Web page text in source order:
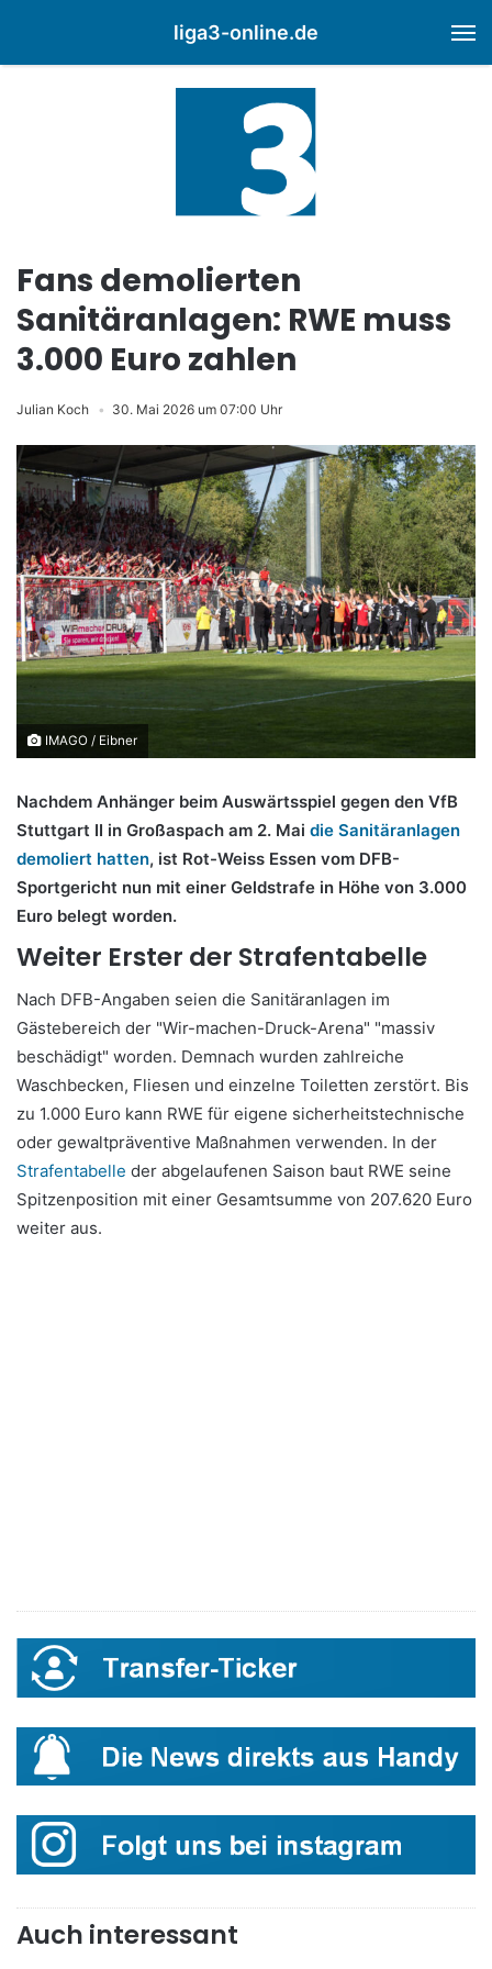
liga3-online.de
Fans demolierten
Sanitäranlagen: RWE muss
3.000 Euro zahlen
Julian Koch 30. Mai 2026 um 07:00 Uhr
IMAGO / Eibner
Nachdem Anhänger beim Auswärtsspiel gegen den VfB
Stuttgart II in Großaspach am 2. Mai die Sanitäranlagen
demoliert hatten, ist Rot-Weiss Essen vom DFB-
Sportgericht nun mit einer Geldstrafe in Höhe von 3.000
Euro belegt worden.
Weiter Erster der Strafentabelle
Nach DFB-Angaben seien die Sanitäranlagen im
Gästebereich der "Wir-machen-Druck-Arena" "massiv
beschädigt" worden. Demnach wurden zahlreiche
Waschbecken, Fliesen und einzelne Toiletten zerstört. Bis
zu 1.000 Euro kann RWE für eigene sicherheitstechnische
oder gewaltpräventive Maßnahmen verwenden. In der
Strafentabelle der abgelaufenen Saison baut RWE seine
Spitzenposition mit einer Gesamtsumme von 207.620 Euro
weiter aus.
Auch interessant